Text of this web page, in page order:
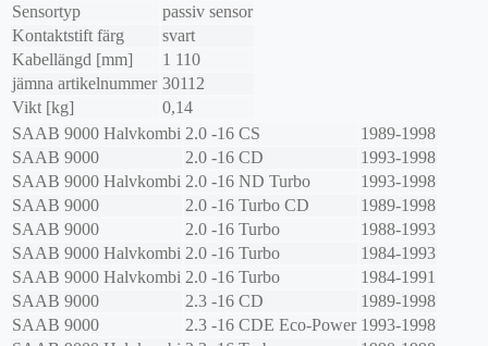
Sensortyp
passiv sensor
Kontaktstift färg
svart
Kabellängd [mm]
1 110
jämna artikelnummer 30112
Vikt [kg]
0,14
SAAB 9000 Halvkombi 2.0 -16 CS
1989-1998
SAAB 9000 2.0 -16 CD
1993-1998
SAAB 9000 Halvkombi 2.0 -16 ND Turbo
1993-1998
SAAB 9000 2.0 -16 Turbo CD
1989-1998
SAAB 9000 2.0 -16 Turbo
1988-1993
SAAB 9000 Halvkombi 2.0 -16 Turbo
1984-1993
SAAB 9000 Halvkombi 2.0 -16 Turbo
1984-1991
SAAB 9000 2.3 -16 CD
1989-1998
SAAB 9000 2.3 -16 CDE Eco-Power 1993-1998